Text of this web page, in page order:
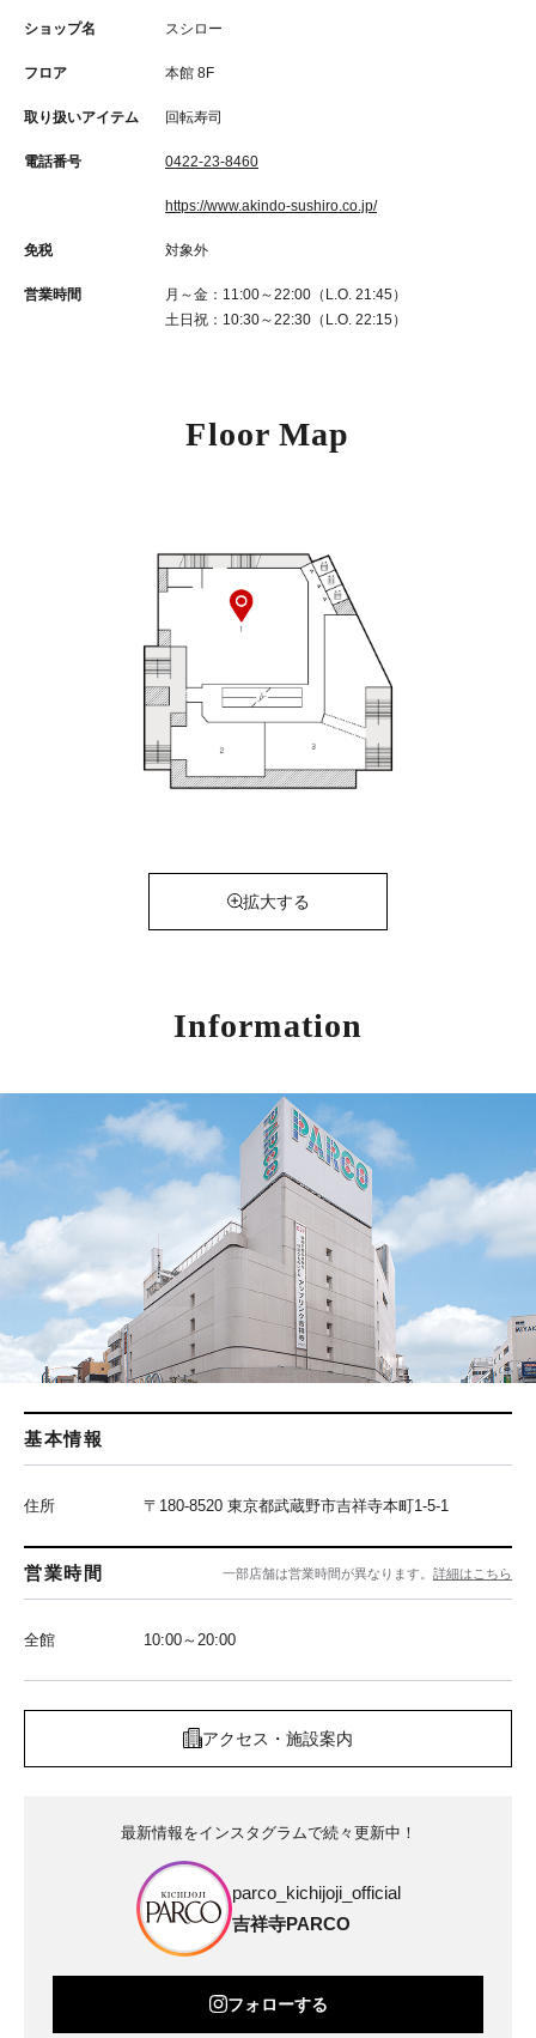
ショップ名 スシロー
フロア 本館 8F
取り扱いアイテム 回転寿司
電話番号 0422-23-8460
https://www.akindo-sushiro.co.jp/
免税 対象外
営業時間
月～金：11:00～22:00（L.O. 21:45）
土日祝：10:30～22:30（L.O. 22:15）
Floor Map
拡大する
Information
基本情報
住所 〒180-8520 東京都武蔵野市吉祥寺本町1-5-1
営業時間 一部店舗は営業時間が異なります。 詳細はこちら
全館 10:00～20:00
アクセス・施設案内
最新情報をインスタグラムで続々更新中！
parco_kichijoji_official
吉祥寺PARCO
フォローする